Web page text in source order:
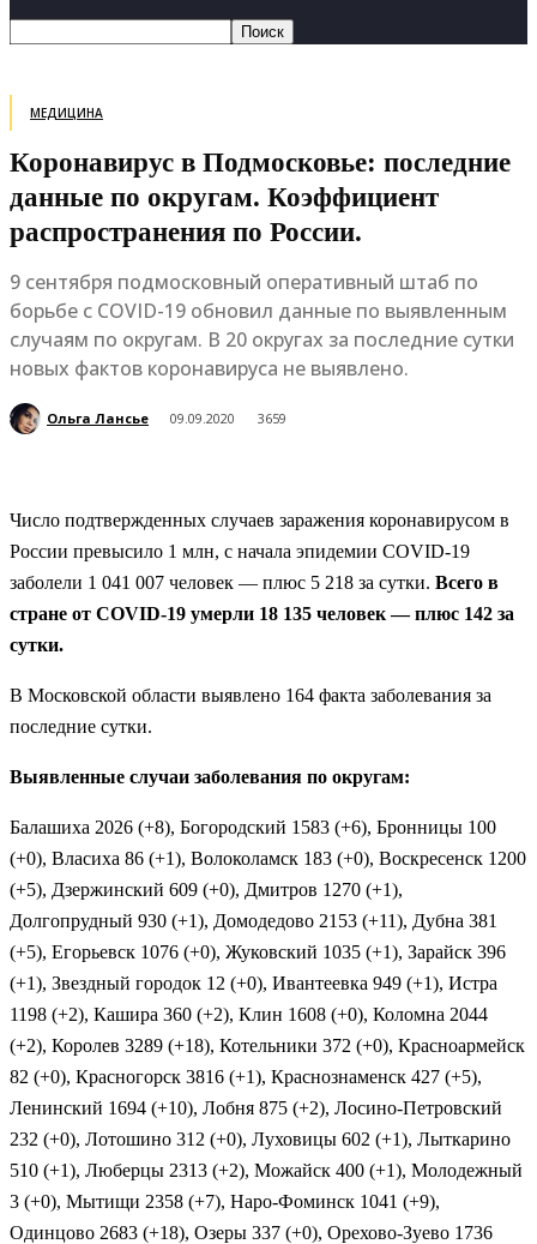
МЕДИЦИНА
Коронавирус в Подмосковье: последние
данные по округам. Коэффициент
распространения по России.
9 сентября подмосковный оперативный штаб по
борьбе с COVID-19 обновил данные по выявленным
случаям по округам. В 20 округах за последние сутки
новых фактов коронавируса не выявлено.
Ольга Лансье 09.09.2020 3659
Число подтвержденных случаев заражения коронавирусом в
России превысило 1 млн, с начала эпидемии COVID-19
заболели 1 041 007 человек — плюс 5 218 за сутки. Всего в
стране от COVID-19 умерли 18 135 человек — плюс 142 за
сутки.
В Московской области выявлено 164 факта заболевания за
последние сутки.
Выявленные случаи заболевания по округам:
Балашиха 2026 (+8), Богородский 1583 (+6), Бронницы 100
(+0), Власиха 86 (+1), Волоколамск 183 (+0), Воскресенск 1200
(+5), Дзержинский 609 (+0), Дмитров 1270 (+1),
Долгопрудный 930 (+1), Домодедово 2153 (+11), Дубна 381
(+5), Егорьевск 1076 (+0), Жуковский 1035 (+1), Зарайск 396
(+1), Звездный городок 12 (+0), Ивантеевка 949 (+1), Истра
1198 (+2), Кашира 360 (+2), Клин 1608 (+0), Коломна 2044
(+2), Королев 3289 (+18), Котельники 372 (+0), Красноармейск
82 (+0), Красногорск 3816 (+1), Краснознаменск 427 (+5),
Ленинский 1694 (+10), Лобня 875 (+2), Лосино-Петровский
232 (+0), Лотошино 312 (+0), Луховицы 602 (+1), Лыткарино
510 (+1), Люберцы 2313 (+2), Можайск 400 (+1), Молодежный
3 (+0), Мытищи 2358 (+7), Наро-Фоминск 1041 (+9),
Одинцово 2683 (+18), Озеры 337 (+0), Орехово-Зуево 1736